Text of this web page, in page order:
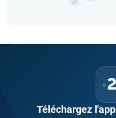
Téléchargez